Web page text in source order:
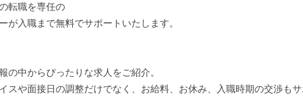
転職を専任の
が入職まで無料でサポートいたします。
の中からぴったりな求人をご紹介。
スや面接日の調整だけでなく、お給料、お休み、入職時期の交渉もサ